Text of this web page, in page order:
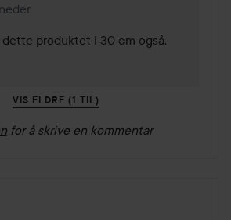
lades 6 måneder
dette produktet i 30 cm også.
VIS ELDRE (1 TIL)
for å skrive en kommentar